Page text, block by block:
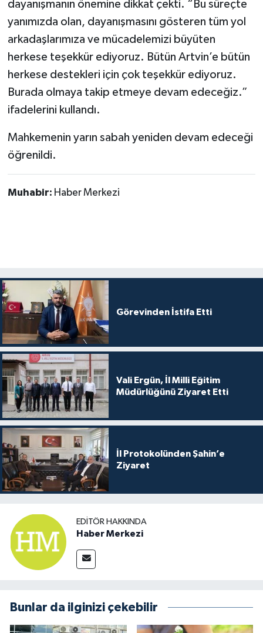
dayanışmanın önemine dikkat çekti. “Bu süreçte
yanımızda olan, dayanışmasını gösteren tüm yol
arkadaşlarımıza ve mücadelemizi büyüten
herkese teşekkür ediyoruz. Bütün Artvin’e bütün
herkese destekleri için çok teşekkür ediyoruz.
Burada olmaya takip etmeye devam edeceğiz.”
ifadelerini kullandı.
Mahkemenin yarın sabah yeniden devam edeceği
öğrenildi.
Muhabir: Haber Merkezi
Görevinden İstifa Etti
Vali Ergün, İl Milli Eğitim
Müdürlüğünü Ziyaret Etti
İl Protokolünden Şahin’e
Ziyaret
EDITÖR HAKKINDA
Haber Merkezi
Bunlar da ilginizi çekebilir